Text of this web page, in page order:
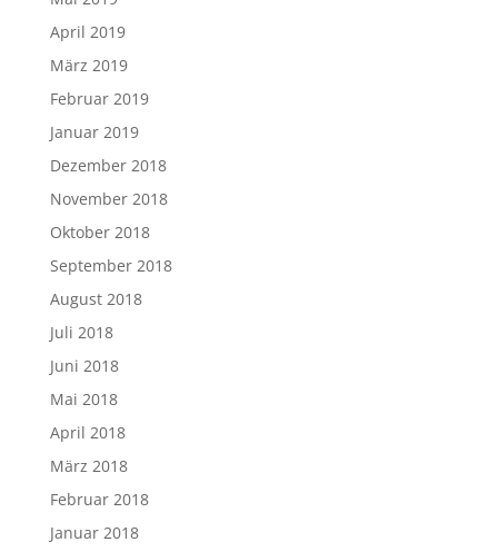
April 2019
März 2019
Februar 2019
Januar 2019
Dezember 2018
November 2018
Oktober 2018
September 2018
August 2018
Juli 2018
Juni 2018
Mai 2018
April 2018
März 2018
Februar 2018
Januar 2018